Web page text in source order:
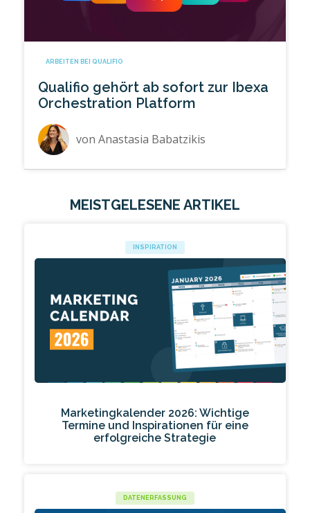
ARBEITEN BEI QUALIFIO
Qualifio gehört ab sofort zur Ibexa
Orchestration Platform
vonAnastasia Babatzikis
MEISTGELESENE ARTIKEL
INSPIRATION
Marketingkalender 2026: Wichtige
Termine und Inspirationen für eine
erfolgreiche Strategie
DATENERFASSUNG